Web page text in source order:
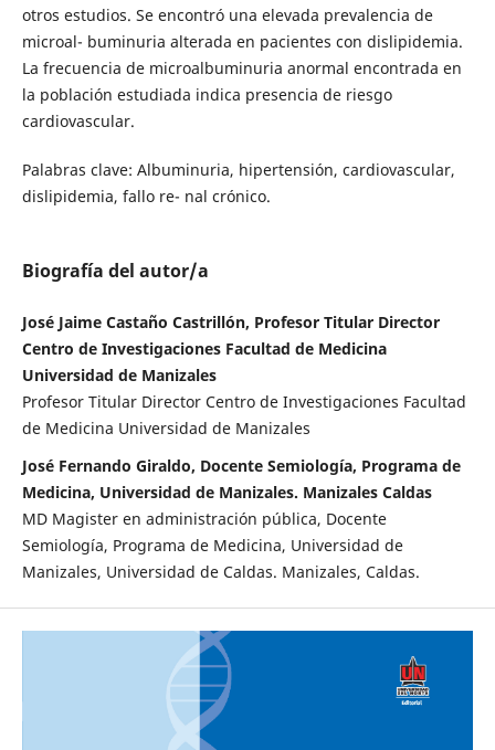
otros estudios. Se encontró una elevada prevalencia de
microal- buminuria alterada en pacientes con dislipidemia.
La frecuencia de microalbuminuria anormal encontrada en
la población estudiada indica presencia de riesgo
cardiovascular.
Palabras clave: Albuminuria, hipertensión, cardiovascular,
dislipidemia, fallo re- nal crónico.
Biografía del autor/a
José Jaime Castaño Castrillón, Profesor Titular Director
Centro de Investigaciones Facultad de Medicina
Universidad de Manizales
Profesor Titular Director Centro de Investigaciones Facultad
de Medicina Universidad de Manizales
José Fernando Giraldo, Docente Semiología, Programa de
Medicina, Universidad de Manizales. Manizales Caldas
MD Magister en administración pública, Docente
Semiología, Programa de Medicina, Universidad de
Manizales, Universidad de Caldas. Manizales, Caldas.